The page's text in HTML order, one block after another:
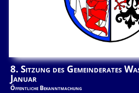
8. Sitzung des Gemeinderates
Januar
Öffentliche Bekanntmachung